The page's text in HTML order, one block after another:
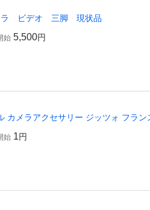
ラ ビデオ 三脚 現状品
始 5,500円
カメラアクセサリー ジッツォ フラン
始 1円